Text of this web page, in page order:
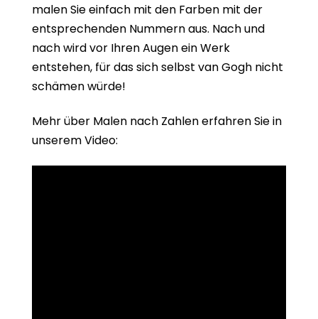
malen Sie einfach mit den Farben mit der
entsprechenden Nummern aus. Nach und
nach wird vor Ihren Augen ein Werk
entstehen, für das sich selbst van Gogh nicht
schämen würde!
Mehr über Malen nach Zahlen erfahren Sie in
unserem Video: